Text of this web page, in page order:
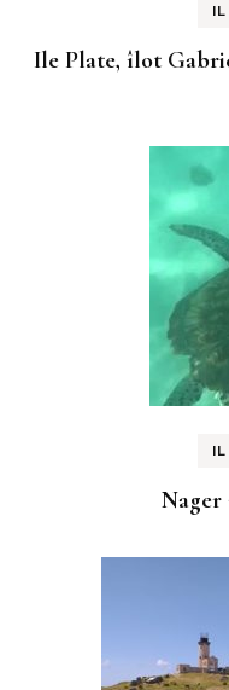
Ile Plate, îlot
Nager